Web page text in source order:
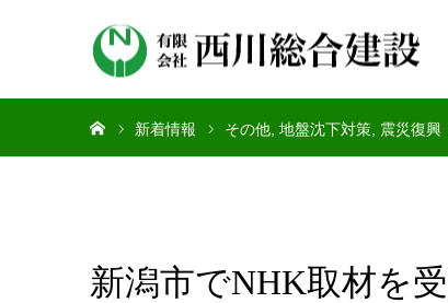
新着情報 その他 地盤沈下対策 震災復興
新潟市でNHK取材を